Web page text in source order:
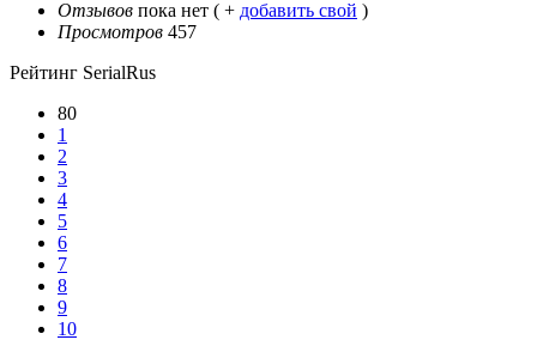
Отзывов пока нет ( + добавить свой )
Просмотров 457
Рейтинг SerialRus
80
1
2
3
4
5
6
7
8
9
10